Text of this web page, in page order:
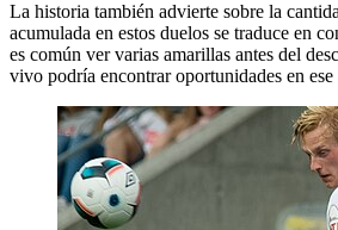
La historia también advierte sobre la
acumulada en estos duelos se traduce en
es común ver varias amarillas antes del
vivo podría encontrar oportunidades en ese